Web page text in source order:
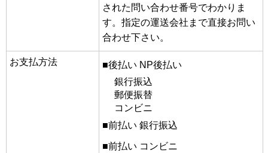
された問い合わせ番号でわかりま
す。指定の運送会社まで直接お問い
合わせ下さい。
お支払方法
■後払い NP後払い
銀行振込
郵便振替
コンビニ
■前払い 銀行振込
■前払い コンビニ